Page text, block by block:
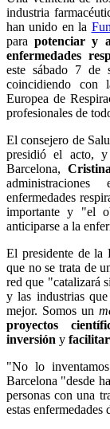
industria
han unido en la
parapotenciar y
enfermedades
este sábado 7 de
coincidiendo con
Europea de
profesionales de
El consejero de
presidió el acto,
Barcelona,
enfermedades
importante y "el
anticiparse a la
El presidente de
que no se trata de
red que "catalizará
y las industrias
mejor. Somos un
proyectos
inversión y
"No lo
Barcelona "desde
personas con una
estas